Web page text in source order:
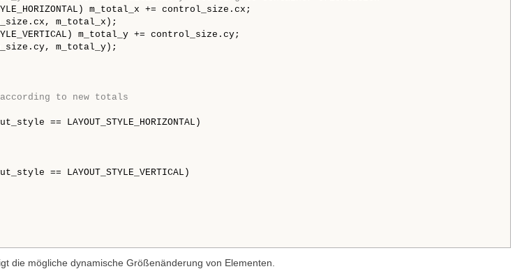
m_total_x += control_size.cx;
m_total_x);
m_total_y += control_size.cy;
m_total_y);
to new totals
== LAYOUT_STYLE_HORIZONTAL)
== LAYOUT_STYLE_VERTICAL)
die mögliche dynamische Größenänderung von Elementen.